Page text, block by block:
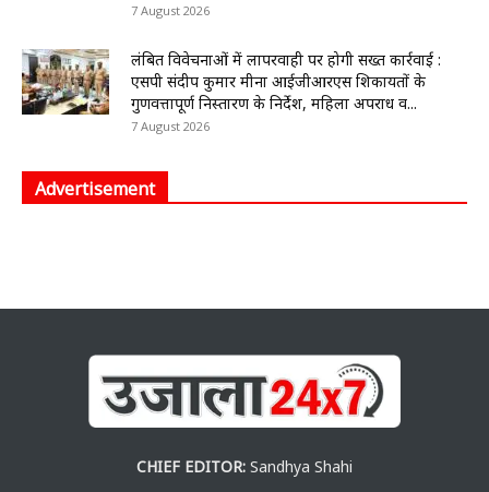
7 August 2026
लंबित विवेचनाओं में लापरवाही पर होगी सख्त कार्रवाई :
एसपी संदीप कुमार मीना आईजीआरएस शिकायतों के
गुणवत्तापूर्ण निस्तारण के निर्देश, महिला अपराध व...
7 August 2026
Advertisement
CHIEF EDITOR: Sandhya Shahi